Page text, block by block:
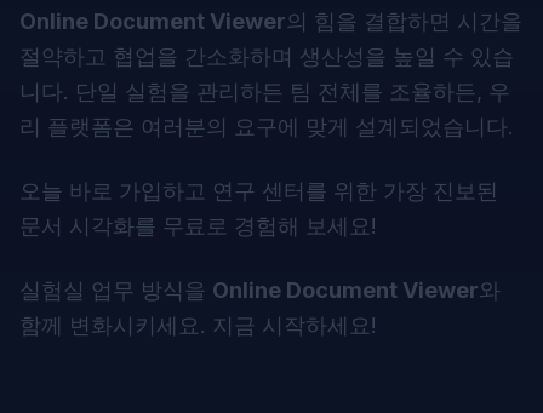
Online Document Viewer의 힘을 결합하면 시간을
절약하고 협업을 간소화하며 생산성을 높일 수 있습
니다. 단일 실험을 관리하든 팀 전체를 조율하든, 우
리 플랫폼은 여러분의 요구에 맞게 설계되었습니다.
오늘 바로 가입하고 연구 센터를 위한 가장 진보된
문서 시각화를 무료로 경험해 보세요!
실험실 업무 방식을 Online Document Viewer와
함께 변화시키세요. 지금 시작하세요!